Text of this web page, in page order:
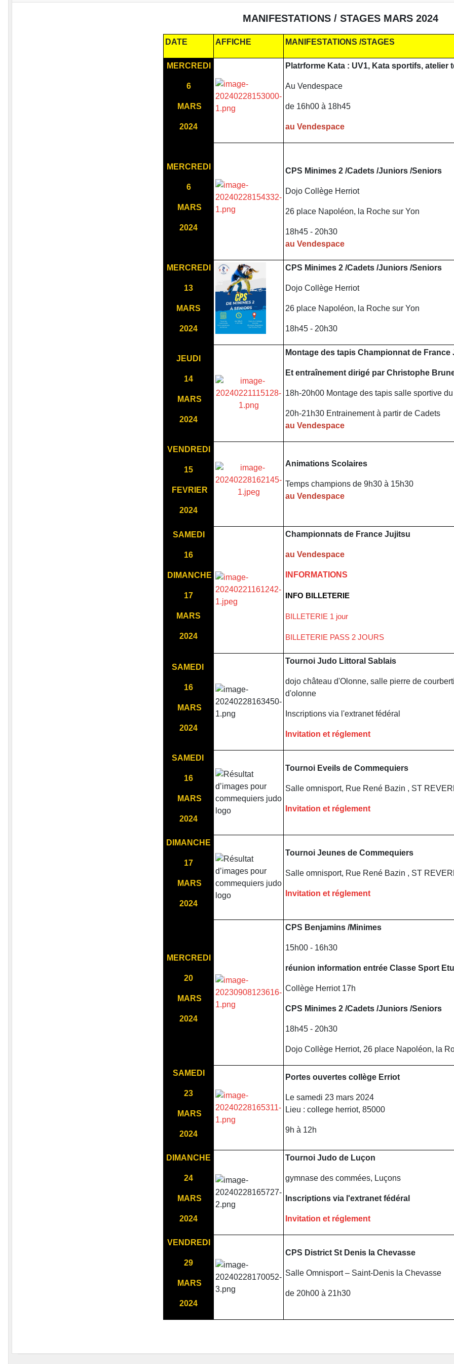
MANIFESTATIONS / STAGES MARS 2024
DATE AFFICHE MANIFESTATIONS /STAGES
MERCREDI
6
MARS
2024
Platrforme Kata : UV1, Kata sportifs, atelier
Au Vendespace
de 16h00 à 18h45
au Vendespace
MERCREDI
6
MARS
2024
CPS Minimes 2 /Cadets /Juniors /Seniors
Dojo Collège Herriot
26 place Napoléon, la Roche sur Yon
18h45 - 20h30
au Vendespace
MERCREDI
13
MARS
2024
CPS Minimes 2 /Cadets /Juniors /Seniors
Dojo Collège Herriot
26 place Napoléon, la Roche sur Yon
18h45 - 20h30
JEUDI
14
MARS
2024
Montage des tapis Championnat de France
Et entraînement dirigé par Christophe
18h-20h00 Montage des tapis salle sportive
20h-21h30 Entrainement à partir de Cadets
au Vendespace
VENDREDI
15
FEVRIER
2024
Animations Scolaires
Temps champions de 9h30 à 15h30
au Vendespace
SAMEDI
16
DIMANCHE
17
MARS
2024
Championnats de France Jujitsu
au Vendespace
INFORMATIONS
INFO BILLETERIE
BILLETERIE 1 jour
BILLETERIE PASS 2 JOURS
SAMEDI
16
MARS
2024
Tournoi Judo Littoral Sablais
dojo château d'Olonne, salle pierre de
d'olonne
Inscriptions via l'extranet fédéral
Invitation et réglement
SAMEDI
16
MARS
2024
Tournoi Eveils de Commequiers
Salle omnisport, Rue René Bazin , ST
Invitation et réglement
DIMANCHE
17
MARS
2024
Tournoi Jeunes de Commequiers
Salle omnisport, Rue René Bazin , ST
Invitation et réglement
MERCREDI
20
MARS
2024
CPS Benjamins /Minimes
15h00 - 16h30
réunion information entrée Classe Sport
Collège Herriot 17h
CPS Minimes 2 /Cadets /Juniors /Seniors
18h45 - 20h30
Dojo Collège Herriot, 26 place Napoléon, la
SAMEDI
23
MARS
2024
Portes ouvertes collège Erriot
Le samedi 23 mars 2024
Lieu : college herriot, 85000
9h à 12h
DIMANCHE
24
MARS
2024
Tournoi Judo de Luçon
gymnase des commées, Luçons
Inscriptions via l'extranet fédéral
Invitation et réglement
VENDREDI
29
MARS
2024
CPS District St Denis la Chevasse
Salle Omnisport – Saint-Denis la Chevasse
de 20h00 à 21h30